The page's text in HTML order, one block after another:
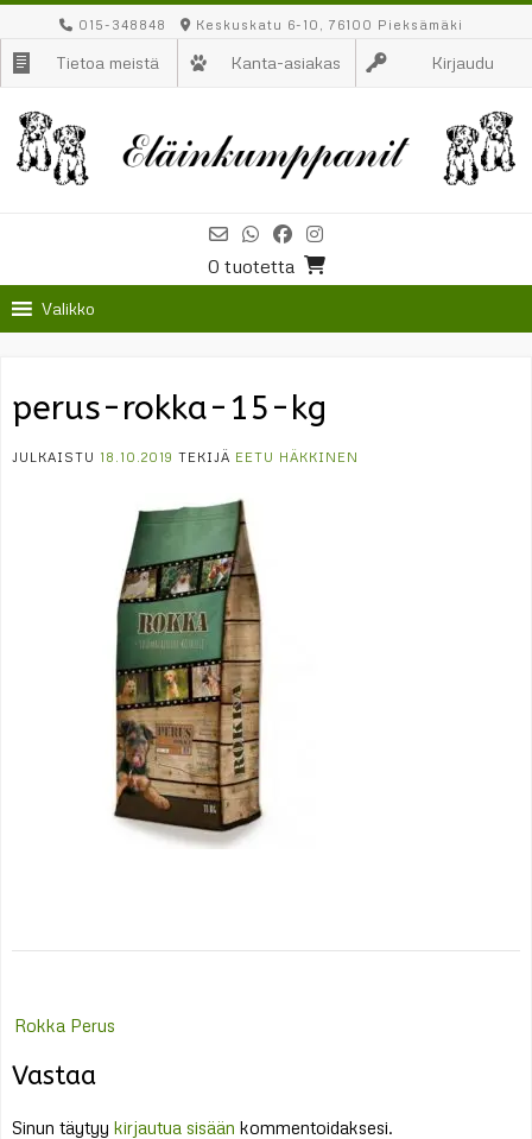
to
content
015-348848 Keskuskatu 6-10, 76100 Pieksämäki
Tietoa meistä Kanta-asiakas Kirjaudu
0 tuotetta
Valikko
perus-rokka-15-kg
JULKAISTU 18.10.2019 TEKIJÄ EETU HÄKKINEN
Rokka Perus
Vastaa
Sinun täytyy kirjautua sisään kommentoidaksesi.